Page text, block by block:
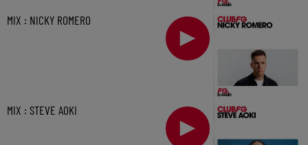
MIX : NICKY ROMERO
MIX : STEVE AOKI